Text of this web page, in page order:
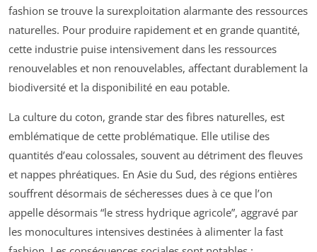
fashion se trouve la surexploitation alarmante des ressources
naturelles. Pour produire rapidement et en grande quantité,
cette industrie puise intensivement dans les ressources
renouvelables et non renouvelables, affectant durablement la
biodiversité et la disponibilité en eau potable.
La culture du coton, grande star des fibres naturelles, est
emblématique de cette problématique. Elle utilise des
quantités d’eau colossales, souvent au détriment des fleuves
et nappes phréatiques. En Asie du Sud, des régions entières
souffrent désormais de sécheresses dues à ce que l’on
appelle désormais “le stress hydrique agricole”, aggravé par
les monocultures intensives destinées à alimenter la fast